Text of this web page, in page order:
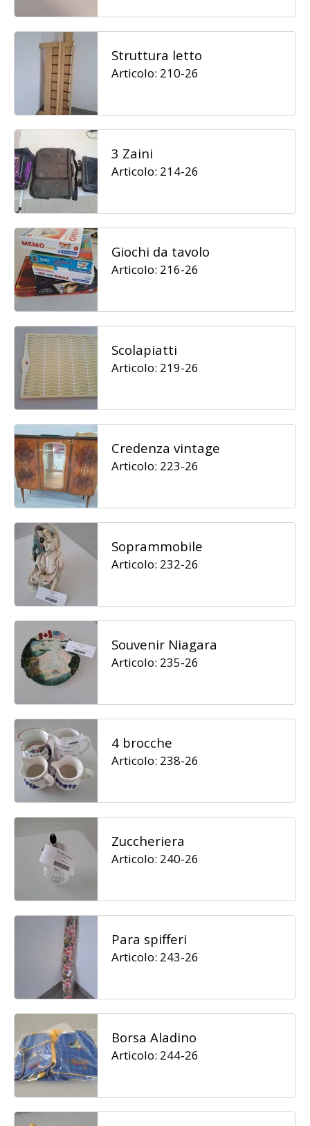
Struttura letto
Articolo: 210-26
3 Zaini
Articolo: 214-26
Giochi da tavolo
Articolo: 216-26
Scolapiatti
Articolo: 219-26
Credenza vintage
Articolo: 223-26
Soprammobile
Articolo: 232-26
Souvenir Niagara
Articolo: 235-26
4 brocche
Articolo: 238-26
Zuccheriera
Articolo: 240-26
Para spifferi
Articolo: 243-26
Borsa Aladino
Articolo: 244-26